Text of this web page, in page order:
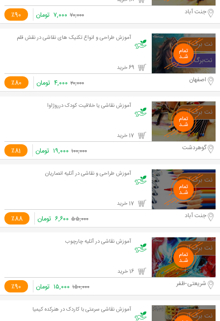
٪90 جنت آباد ۷۰,۰۰۰ ۷,۰۰۰ تومان
آموزش طراحی و انواع تکنیک های نقاشی در نقش قلم
٪80 اصفهان ۲۰,۰۰۰ ۴,۰۰۰ تومان
آموزش نقاشی یا خلاقیت کودک درروژاوا
٪81 گوهردشت ۱۰۰,۰۰۰ ۱۹,۰۰۰ تومان
آموزش طراحی و نقاشی در آتلیه انصاریان
٪88 جنت آباد ۵۵,۰۰۰ ۶,۶۰۰ تومان
آموزش نقاشی در آتلیه چارچوب
٪90 شریعتی-ظفر ۱۵۰,۰۰۰ ۱۵,۰۰۰ تومان
آموزش نقاشی سرعتی با کاردک در هنرکده کیمیا